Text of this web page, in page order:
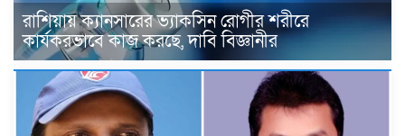
রাশিয়ায় ক্যানসারের ভ্যাকসিন রোগীর শরীরে
কার্যকরভাবে কাজ করছে, দাবি বিজ্ঞানীর